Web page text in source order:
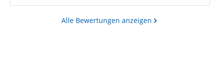
renoviert und sehr schick. Außer die Economy Zimmer
sowie im Nebengebäude leider noch die alten
Alle Bewertungen anzeigen